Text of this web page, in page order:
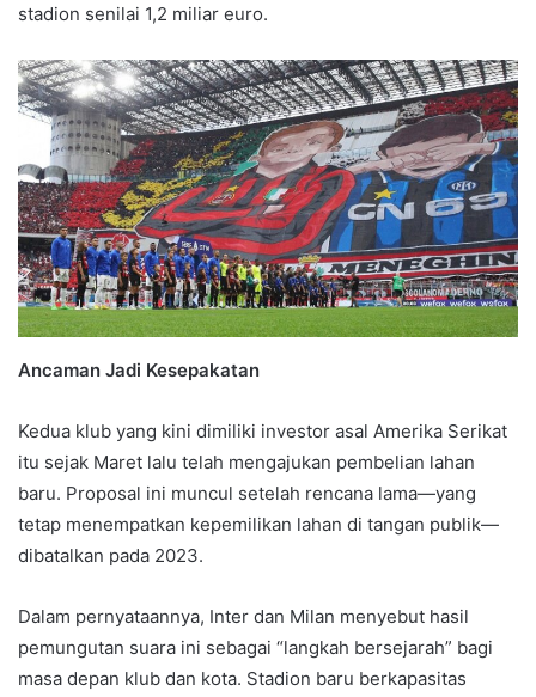
stadion senilai 1,2 miliar euro.
Ancaman Jadi Kesepakatan
Kedua klub yang kini dimiliki investor asal Amerika Serikat
itu sejak Maret lalu telah mengajukan pembelian lahan
baru. Proposal ini muncul setelah rencana lama—yang
tetap menempatkan kepemilikan lahan di tangan publik—
dibatalkan pada 2023.
Dalam pernyataannya, Inter dan Milan menyebut hasil
pemungutan suara ini sebagai “langkah bersejarah” bagi
masa depan klub dan kota. Stadion baru berkapasitas